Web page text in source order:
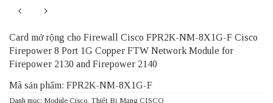
Card mở rộng cho Firewall Cisco FPR2K-NM-8X1G-F Cisco
Firepower 8 Port 1G Copper FTW Network Module for
Firepower 2130 and Firepower 2140
Mã sản phẩm: FPR2K-NM-8X1G-F
Danh mục: Module Cisco, Thiết Bị Mạng CISCO